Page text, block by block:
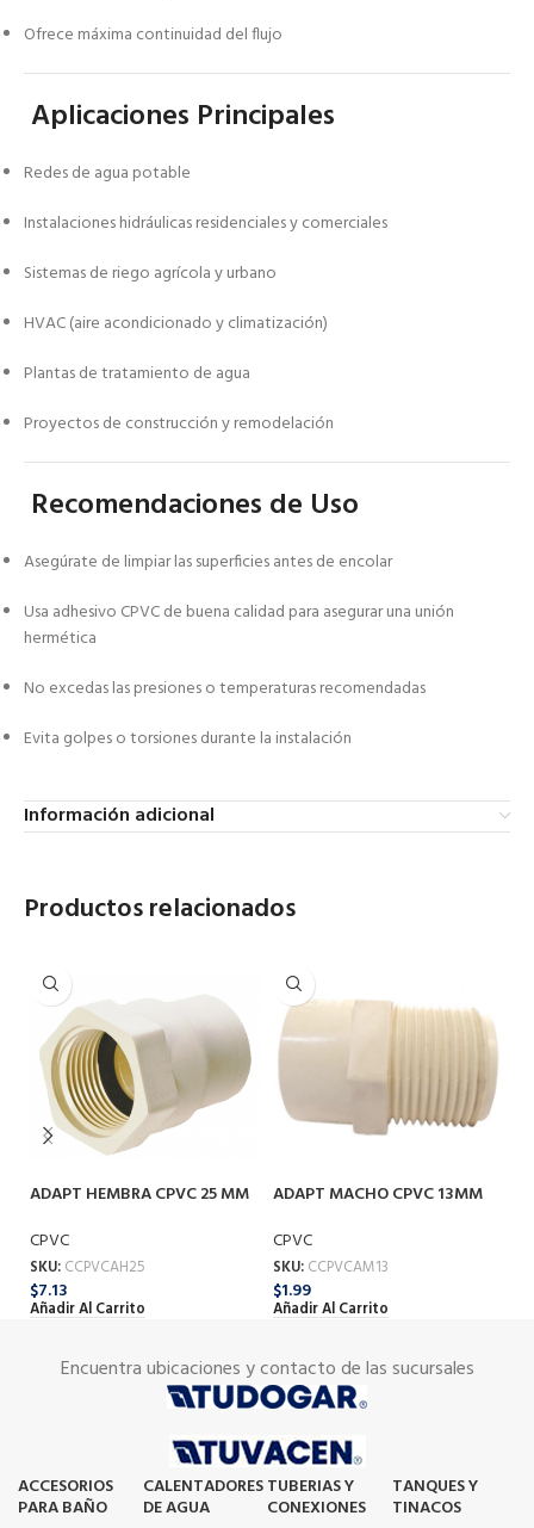
Ofrece máxima continuidad del flujo
Aplicaciones Principales
Redes de agua potable
Instalaciones hidráulicas residenciales y comerciales
Sistemas de riego agrícola y urbano
HVAC (aire acondicionado y climatización)
Plantas de tratamiento de agua
Proyectos de construcción y remodelación
Recomendaciones de Uso
Asegúrate de limpiar las superficies antes de encolar
Usa adhesivo CPVC de buena calidad para asegurar una unión
hermética
No excedas las presiones o temperaturas recomendadas
Evita golpes o torsiones durante la instalación
Información adicional
Productos relacionados
ADAPT HEMBRA CPVC 25 MM
CPVC
SKU: CCPVCAH25
$7.13
Añadir Al Carrito
ADAPT MACHO CPVC 13MM
CPVC
SKU: CCPVCAM13
$1.99
Añadir Al Carrito
Encuentra ubicaciones y contacto de las sucursales
ACCESORIOS
PARA BAÑO
CALENTADORES
DE AGUA
TUBERIAS Y
CONEXIONES
TANQUES Y
TINACOS